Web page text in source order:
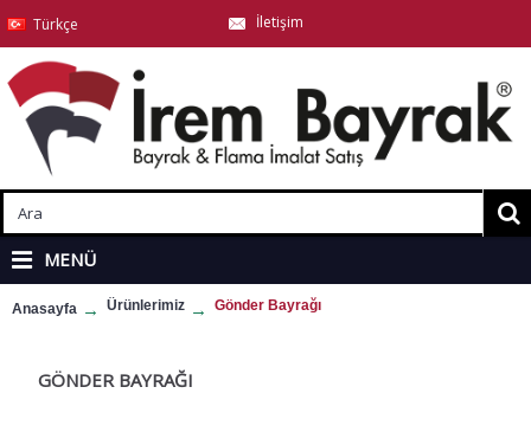
Türkçe İletişim
MENÜ
Anasayfa Ürünlerimiz Gönder Bayrağı
GÖNDER BAYRAĞI